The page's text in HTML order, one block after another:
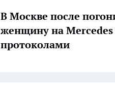
В Москве после
женщину на Mercedes
протоколами